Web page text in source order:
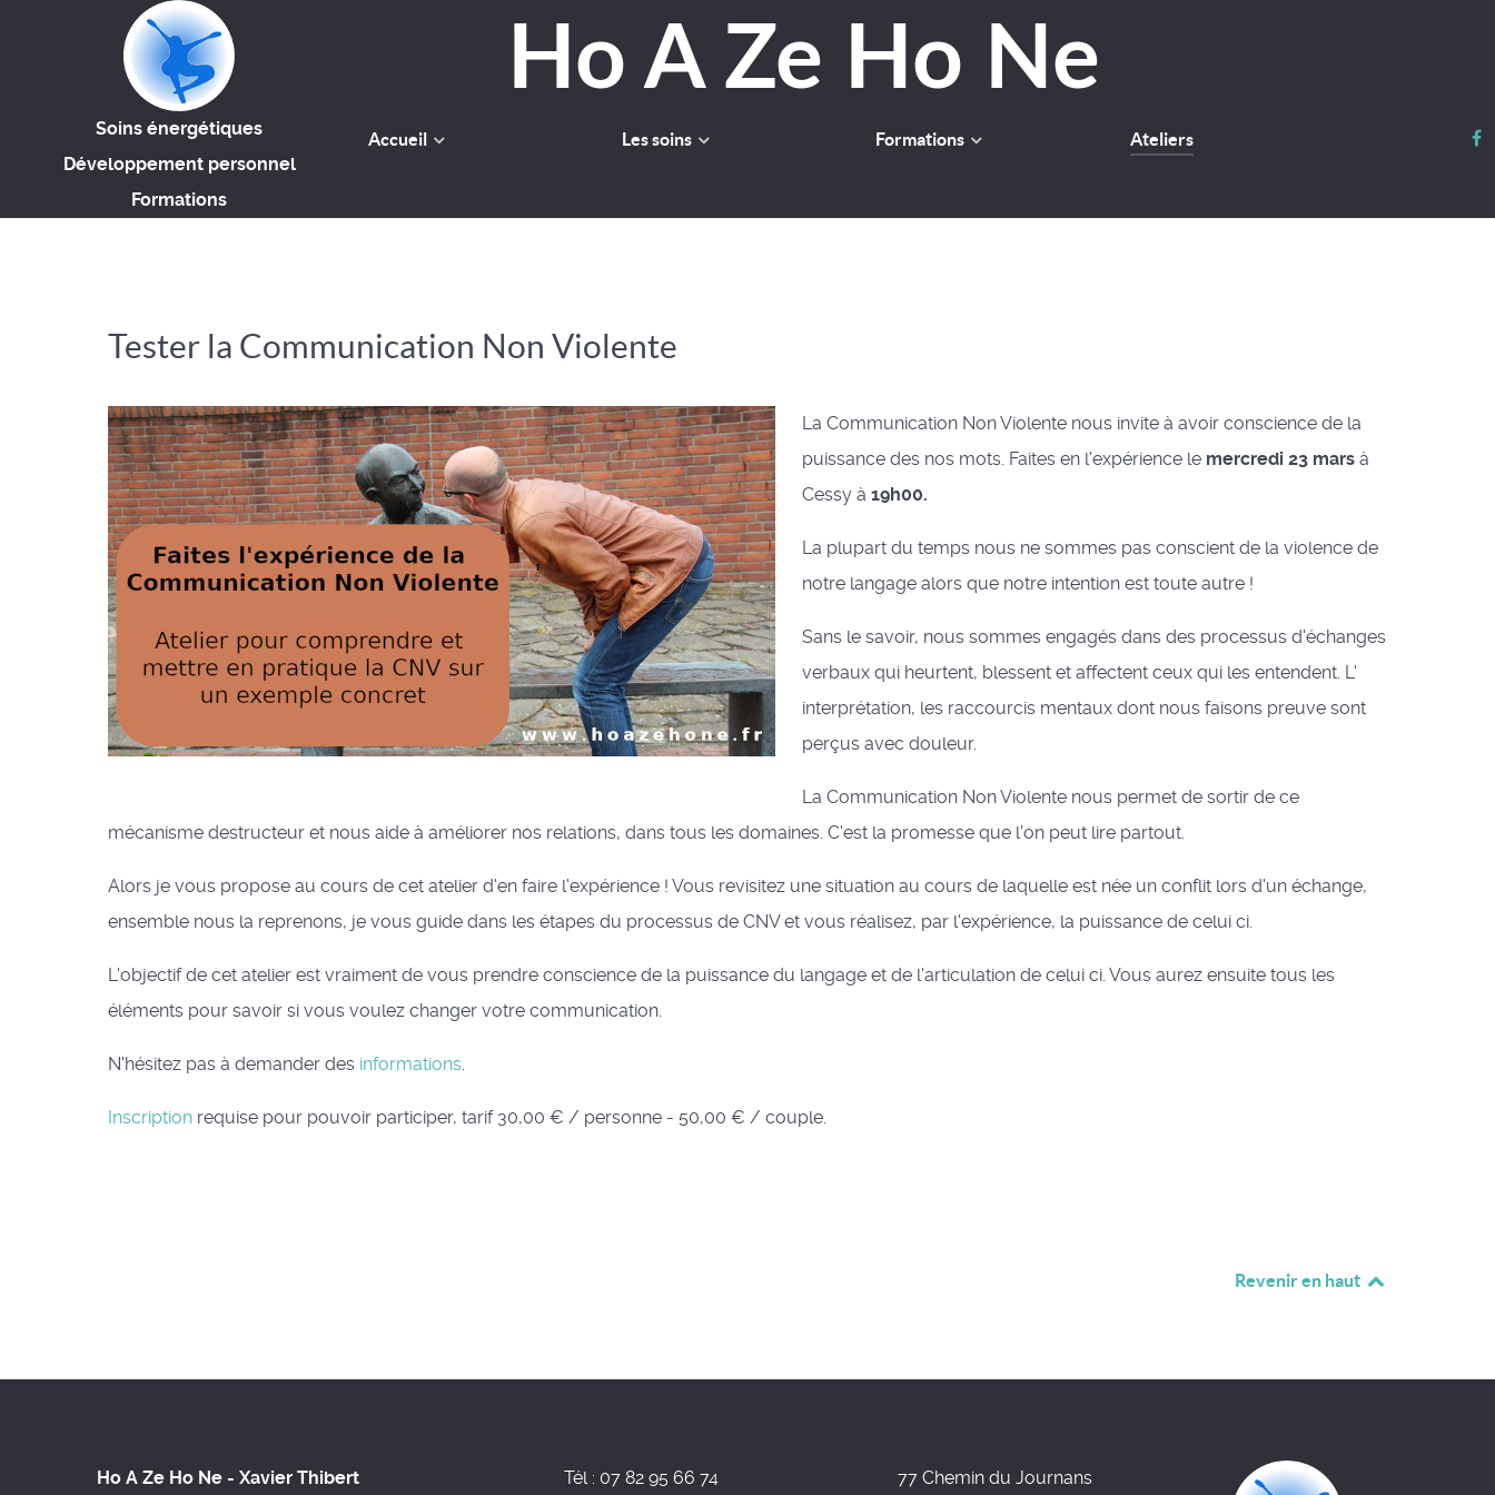
Soins énergétiques
Développement personnel
Formations
Accueil Les soins Formations Ateliers
Tester la Communication Non Violente
La Communication Non Violente nous invite à avoir conscience de la
puissance des nos mots. Faites en l'expérience le mercredi 23 mars à
Cessy à 19h00.
La plupart du temps nous ne sommes pas conscient de la violence de
notre langage alors que notre intention est toute autre !
Sans le savoir, nous sommes engagés dans des processus d'échanges
verbaux qui heurtent, blessent et affectent ceux qui les entendent. L'
interprétation, les raccourcis mentaux dont nous faisons preuve sont
perçus avec douleur.
La Communication Non Violente nous permet de sortir de ce
mécanisme destructeur et nous aide à améliorer nos relations, dans tous les domaines. C'est la promesse que l'on peut lire partout.
Alors je vous propose au cours de cet atelier d'en faire l'expérience ! Vous revisitez une situation au cours de laquelle est née un conflit lors d'un échange,
ensemble nous la reprenons, je vous guide dans les étapes du processus de CNV et vous réalisez, par l'expérience, la puissance de celui ci.
L'objectif de cet atelier est vraiment de vous prendre conscience de la puissance du langage et de l'articulation de celui ci. Vous aurez ensuite tous les
éléments pour savoir si vous voulez changer votre communication.
N'hésitez pas à demander des informations.
Inscription requise pour pouvoir participer, tarif 30,00 € / personne - 50,00 € / couple.
Revenir en haut
Ho A Ze Ho Ne - Xavier Thibert Tél : 07 82 95 66 74 77 Chemin du Journans